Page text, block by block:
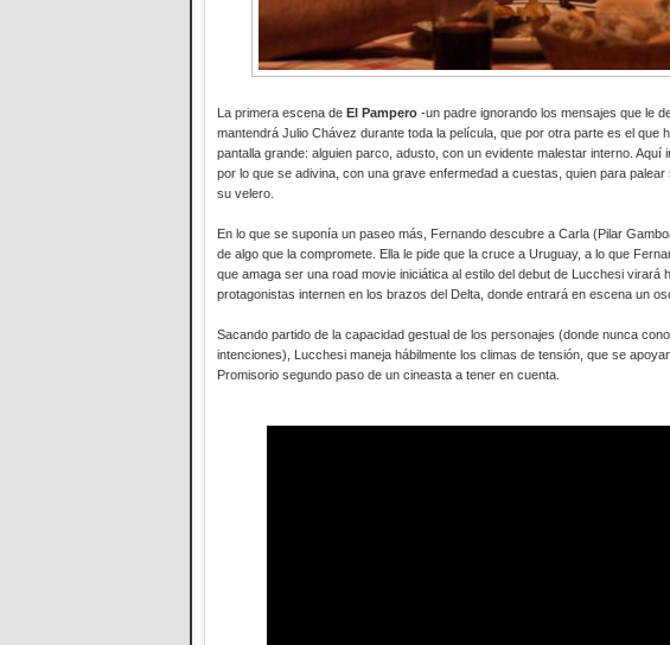
La primera escena de El Pampero -un padre ignorando los mensajes que le
mantendrá Julio Chávez durante toda la película, que por otra parte es el que
pantalla grande: alguien parco, adusto, con un evidente malestar interno.
por lo que se adivina, con una grave enfermedad a cuestas, quien para
su velero.
En lo que se suponía un paseo más, Fernando descubre a Carla (Pilar
de algo que la compromete. Ella le pide que la cruce a Uruguay, a lo que
que amaga ser una road movie iniciática al estilo del debut de Lucchesi virará
protagonistas internen en los brazos del Delta, donde entrará en escena un
Sacando partido de la capacidad gestual de los personajes (donde nunca
intenciones), Lucchesi maneja hábilmente los climas de tensión, que se
Promisorio segundo paso de un cineasta a tener en cuenta.